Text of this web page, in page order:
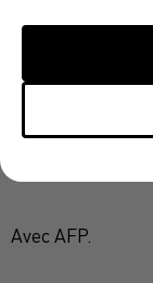
Romain
poteaux après
quatorze après
Sofiane
Avec AFP.